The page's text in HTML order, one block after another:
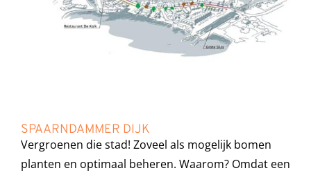
SPAARNDAMMER DIJK
Vergroenen die stad! Zoveel als mogelijk bomen
planten en optimaal beheren. Waarom? Omdat een